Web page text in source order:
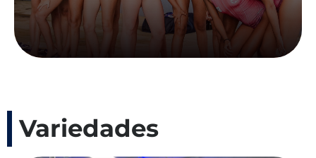
Variedades